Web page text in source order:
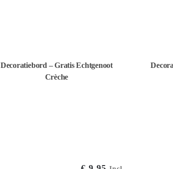
Decoratiebord – Gratis Echtgenoot
Crèche